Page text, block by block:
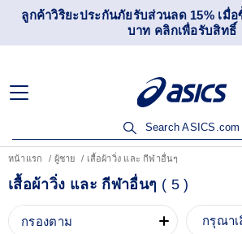
ลูกค้าวิริยะประกันภัยรับส่วนลด 15% เมื่
บาท คลิกเพื่อรับสิทธิ์
Search ASICS.com
หน้าแรก ผู้ชาย เสื้อผ้าวิ่ง และ กีฬาอื่นๆ
เสื้อผ้าวิ่ง และ กีฬาอื่นๆ ( 5)
กรองตาม